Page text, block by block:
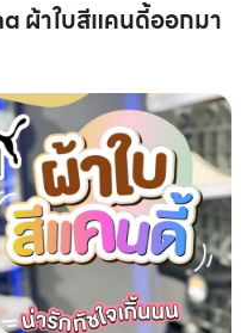
ผ้าใบสีแคนดี้ออกมา